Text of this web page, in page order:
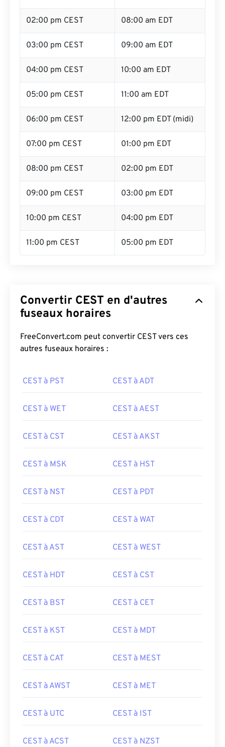
02:00 pm CEST 08:00 am EDT
03:00 pm CEST 09:00 am EDT
04:00 pm CEST 10:00 am EDT
05:00 pm CEST 11:00 am EDT
06:00 pm CEST 12:00 pm EDT (midi)
07:00 pm CEST 01:00 pm EDT
08:00 pm CEST 02:00 pm EDT
09:00 pm CEST 03:00 pm EDT
10:00 pm CEST 04:00 pm EDT
11:00 pm CEST 05:00 pm EDT
Convertir CEST en d'autres
fuseaux horaires
FreeConvert.com peut convertir CEST vers ces
autres fuseaux horaires :
CEST à PST CEST à ADT
CEST à WET CEST à AEST
CEST à CST CEST à AKST
CEST à MSK CEST à HST
CEST à NST CEST à PDT
CEST à CDT CEST à WAT
CEST à AST CEST à WEST
CEST à HDT CEST à CST
CEST à BST CEST à CET
CEST à KST CEST à MDT
CEST à CAT CEST à MEST
CEST à AWST CEST à MET
CEST à UTC CEST à IST
CEST à ACST CEST à NZST